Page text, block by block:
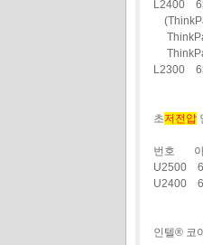
L2400
L2300
초저전압
번호
U2500
U2400
인텔® 코